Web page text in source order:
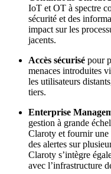
IoT et OT à spectre
sécurité et des
impact sur les
jacents.
Accès sécurisé pour
menaces introduites
les utilisateurs
tiers.
Enterprise
gestion à grande
Claroty et fournir une
des alertes sur
Claroty s’intègre
avec l’infrastructure